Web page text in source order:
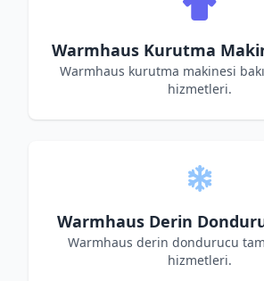
Warmhaus Kurutma
Warmhaus kurutma makinesi
hizmetleri.
Warmhaus Derin
Warmhaus derin dondurucu
hizmetleri.